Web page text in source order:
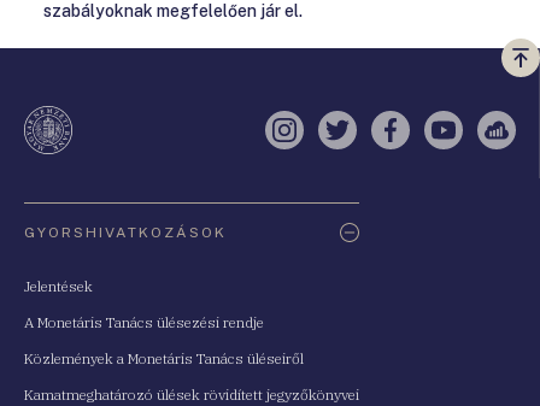
szabályoknak megfelelően jár el.
a
Instagram
TwitterFacebook
YouTube
GYORSHIVATKOZÁSOK
Jelentések
A Monetáris Tanács ülésezési rendje
Közlemények a Monetáris Tanács üléseiről
Kamatmeghatározó ülések rövidített jegyzőkönyvei